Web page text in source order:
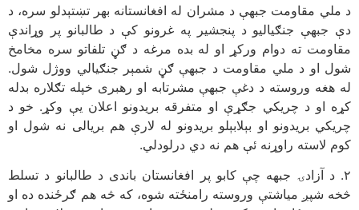
د ملي مقاومت جبهې د مشران له افغانستانه بهر تښتېدلو سره، د
دې جبهې جنګیالیو د پنجشیر په غرونو کې د طالبانو پر وړاندې
مقاومت ته دوام ورکړ او له بده مرغه د ګڼ تلفاتو سره مخامخ
شول او د ملي مقاومت د جبهې ګڼ شمېر جنګیالي ووژل شول.
له هغه وروسته د دغې جبهې مشرتابه او رهبری خپله تګلاره بدله
کړه او د چريکي جګړې او متفرقه بريدونو اعلان يې وکړ. خو د
چریکي بریدونو او بېلابېلو بریدونو له لارې هم بریالی نه شول او
کوم لاسته راوړنه ئې هم نه دي درلودلي.
۲. د آزادۍ جبهه چې کابو پر افغانستان باندی د طالبانو د تسلط
څخه شپږ میاشتې وروسته رامنځته شوه، که څه هم ګرځنده ده او